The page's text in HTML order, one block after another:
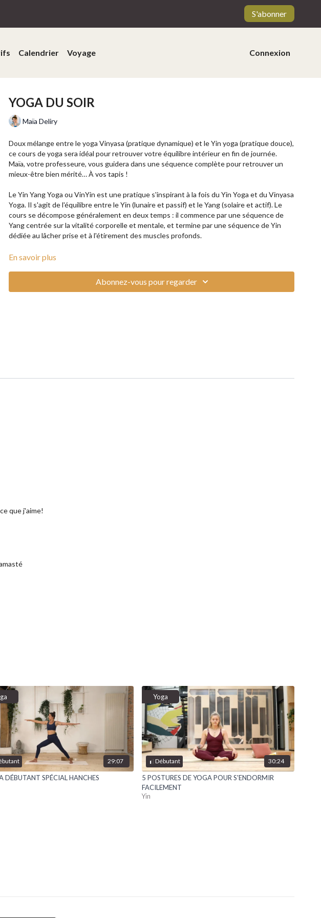
S'abonner
Calendrier Voyage Connexion
YOGA DU SOIR
Maïa Deliry
Doux mélange entre le yoga Vinyasa (pratique dynamique) et le Yin yoga (pratique douce),
ce cours de yoga sera idéal pour retrouver votre équilibre intérieur en fin de journée.
Maïa, votre professeure, vous guidera dans une séquence complète pour retrouver un
mieux-être bien mérité… À vos tapis !
Le Yin Yang Yoga ou VinYin est une pratique s'inspirant à la fois du Yin Yoga et du Vinyasa
Yoga. Il s'agit de l'équilibre entre le Yin (lunaire et passif) et le Yang (solaire et actif). Le
cours se décompose généralement en deux temps : il commence par une séquence de
Yang centrée sur la vitalité corporelle et mentale, et termine par une séquence de Yin
dédiée au lâcher prise et à l'étirement des muscles profonds.
______________________
En savoir plus
Abonnez-vous pour regarder
que j'aime!
29:07
DÉBUTANT SPÉCIAL HANCHES
Débutant
Yoga
30:24
5 POSTURES DE YOGA POUR S'ENDORMIR
FACILEMENT
Yin